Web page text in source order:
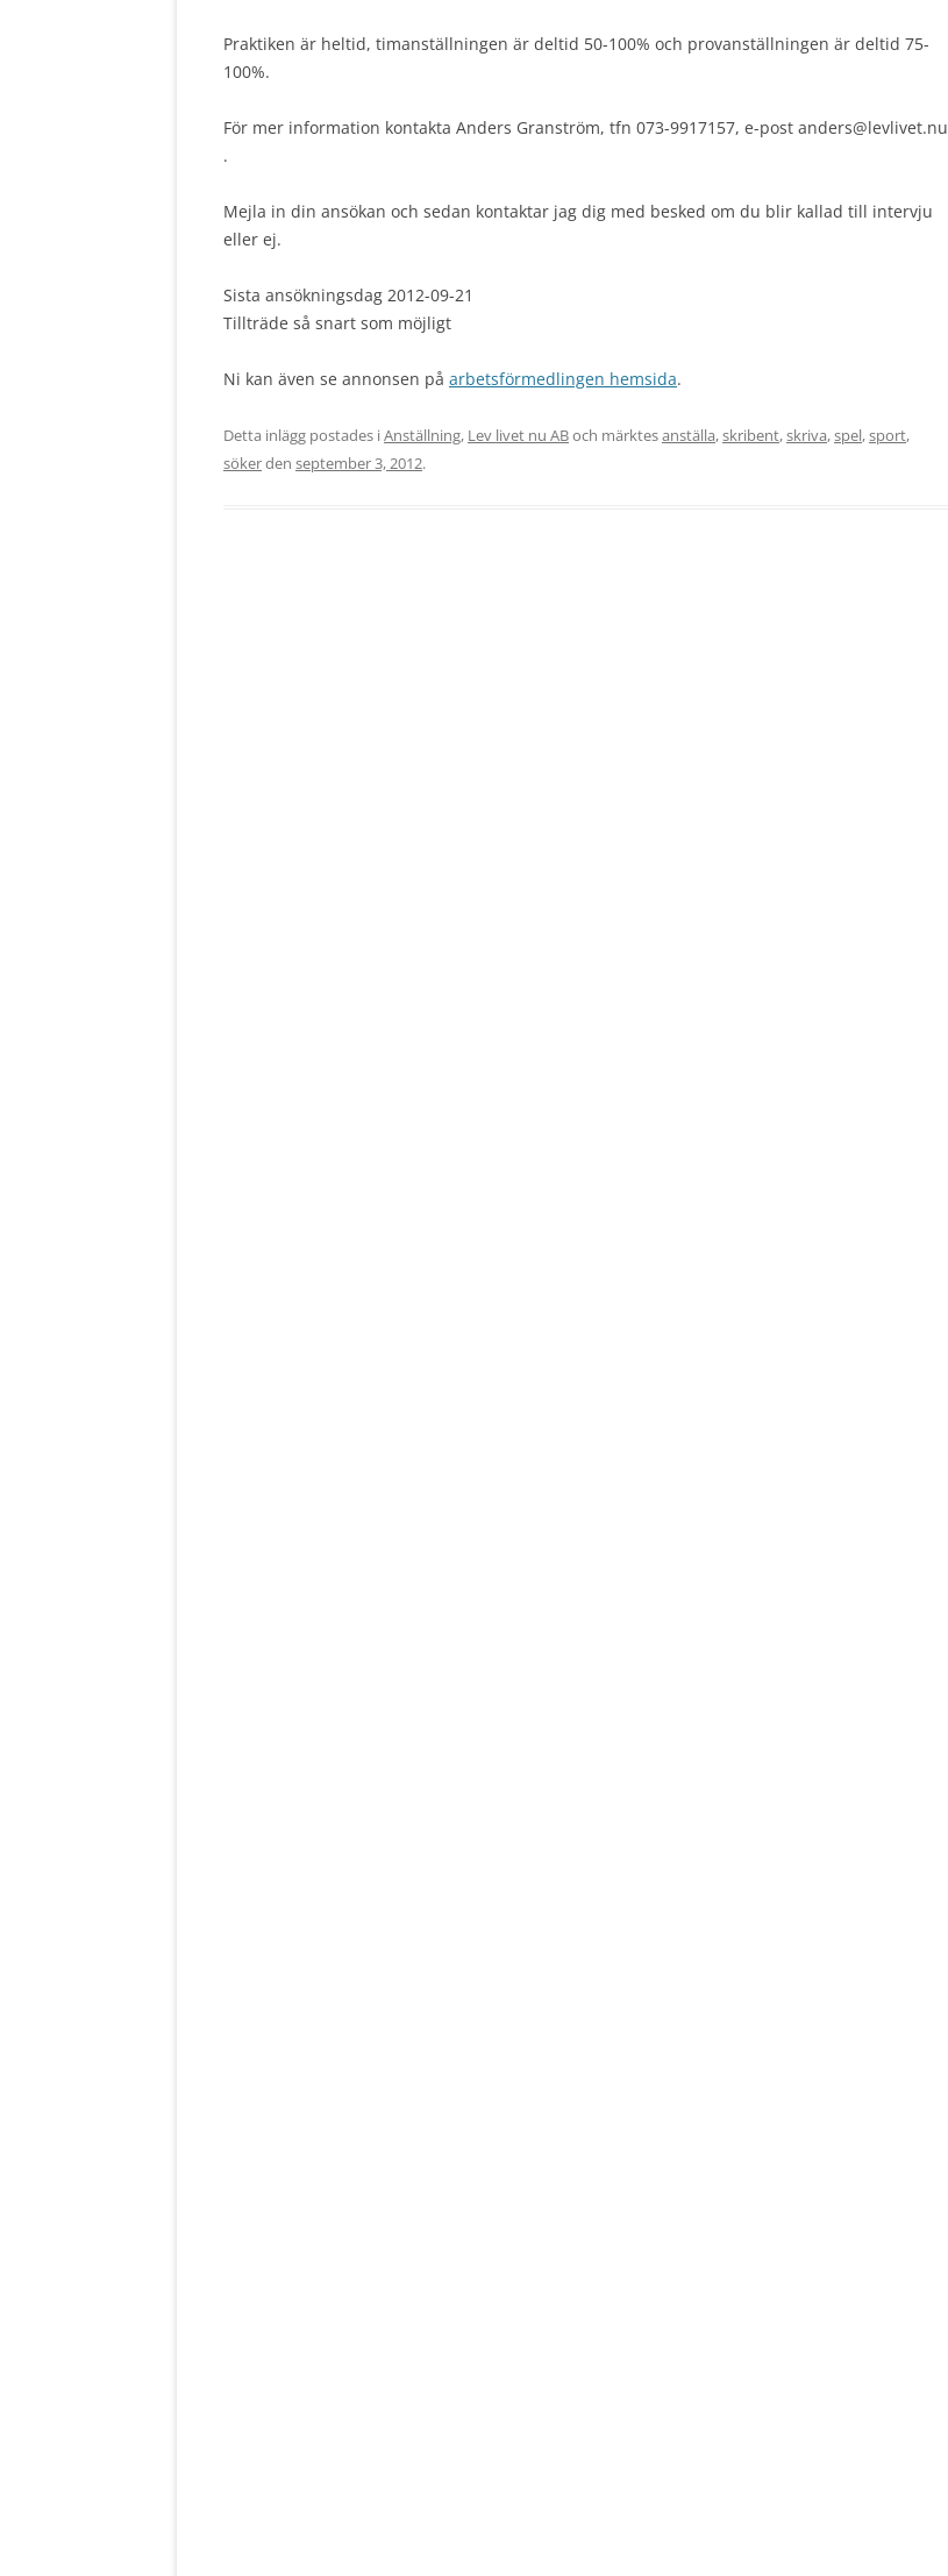
Praktiken är heltid, timanställningen är deltid 50-100% och provanställningen är deltid 75-
100%.
För mer information kontakta Anders Granström, tfn 073-9917157, e-post anders@levlivet.nu
.
Mejla in din ansökan och sedan kontaktar jag dig med besked om du blir kallad till intervju
eller ej.
Sista ansökningsdag 2012-09-21
Tillträde så snart som möjligt
Ni kan även se annonsen på arbetsförmedlingen hemsida.
Detta inlägg postades iAnställning, Lev livet nu ABoch märktesanställa,skribent,skriva,spel,sport,
sökerden september 3, 2012.